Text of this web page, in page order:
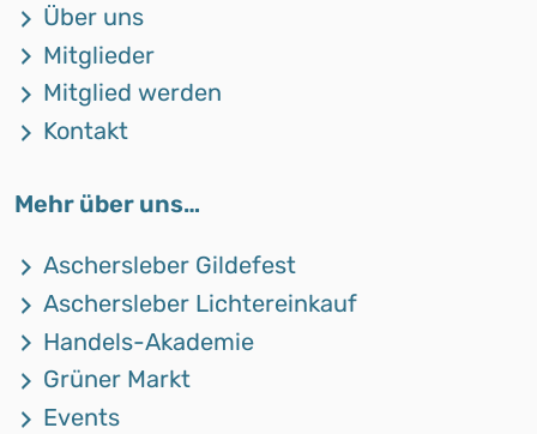
Über uns
Mitglieder
Mitglied werden
Kontakt
Mehr über uns…
Aschersleber Gildefest
Aschersleber Lichtereinkauf
Handels-Akademie
Grüner Markt
Events